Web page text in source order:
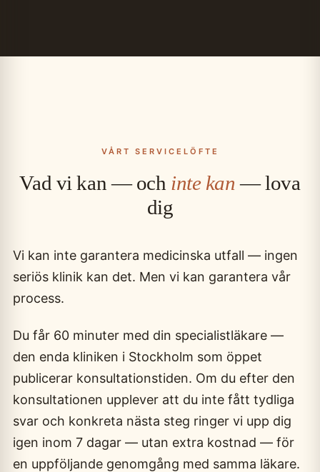
VÅRT SERVICELÖFTE
Vad vi kan — och inte kan — lova
dig
Vi kan inte garantera medicinska utfall — ingen
seriös klinik kan det. Men vi kan garantera vår
process.
Du får 60 minuter med din specialistläkare —
den enda kliniken i Stockholm som öppet
publicerar konsultationstiden. Om du efter den
konsultationen upplever att du inte fått tydliga
svar och konkreta nästa steg ringer vi upp dig
igen inom 7 dagar — utan extra kostnad — för
en uppföljande genomgång med samma läkare.